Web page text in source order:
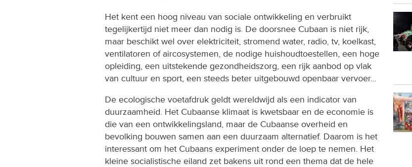
Het kent een hoog niveau van sociale ontwikkeling en verbruikt
tegelijkertijd niet meer dan nodig is. De doorsnee Cubaan is niet rijk,
maar beschikt wel over elektriciteit, stromend water, radio, tv, koelkast,
ventilatoren of aircosystemen, de nodige huishoudtoestellen, een hoge
opleiding, een uitstekende gezondheidszorg, een rijk aanbod op vlak
van cultuur en sport, een steeds beter uitgebouwd openbaar vervoer...
De ecologische voetafdruk geldt wereldwijd als een indicator van
duurzaamheid. Het Cubaanse klimaat is kwetsbaar en de economie is
die van een ontwikkelingsland, maar de Cubaanse overheid en
bevolking bouwen samen aan een duurzaam alternatief. Daarom is het
interessant om het Cubaans experiment onder de loep te nemen. Het
kleine socialistische eiland zet bakens uit rond een thema dat de hele